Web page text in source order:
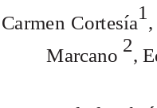
Carmen Cortesía1
Marcano 2, E